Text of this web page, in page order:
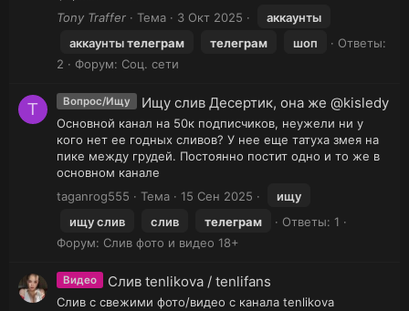
Tony Traffer
Тема 3 Окт 2025
аккаунты
аккаунтытелеграм телеграм шоп
Ответы:
2
Форум: Соц. сети
T Вопрос/Ищу Ищу слив Десертик, она же @kisledy
Основной канал на 50к подписчиков, неужели ни у
кого нет ее годных сливов? У нее еще татуха змея на
пике между грудей. Постоянно постит одно и то же в
основном канале
taganrog555
Тема 15 Сен 2025
ищу
ищу слив
слив телеграм
Ответы: 1
Форум: Слив фото и видео 18+
Видео Слив tenlikova / tenlifans
Слив с свежими фото/видео с канала tenlikova